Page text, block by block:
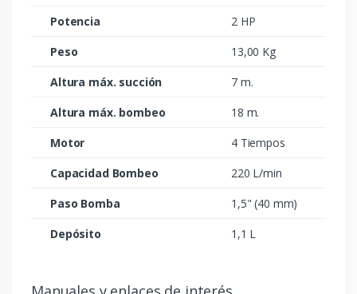
Potencia
2 HP
Peso
13,00 Kg
Altura máx. succión
7 m.
Altura máx. bombeo
18 m.
Motor
4 Tiempos
Capacidad Bombeo
220 L/min
Paso Bomba
1,5" (40 mm)
Depósito
1,1 L